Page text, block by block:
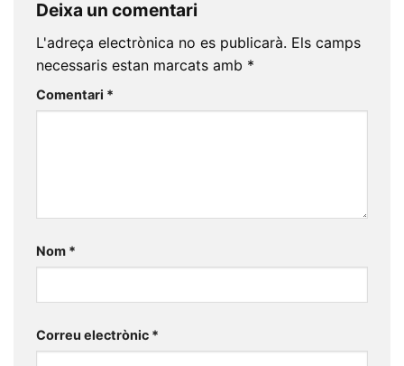
Deixa un comentari
L'adreça electrònica no es publicarà. Els camps
necessaris estan marcats amb *
Comentari *
Nom *
Correu electrònic *